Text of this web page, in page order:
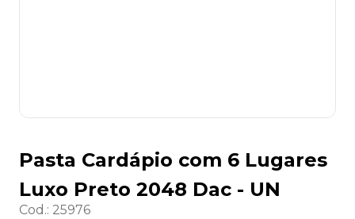
Pasta Cardápio com 6 Lugares
Luxo Preto 2048 Dac - UN
Cod.: 25976